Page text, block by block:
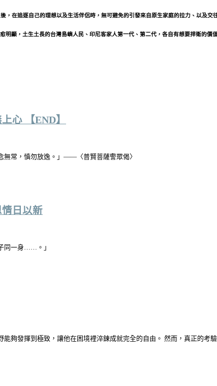
，在追逐自己的理想以及生活伴侶時，無可避免的引發來自原生家庭的拉力、以及交
明顯，土生土長的台灣島嶼人民、印尼客家人第一代、第二代，各自有想要捍衛的
心 【END】
無常，慎勿放逸。」——〈普賢菩薩警眾偈〉
日以新
同一身……。」
夠發揮到極致，讓他在困境裡淬鍊成就完全的自由。 然而，真正的考